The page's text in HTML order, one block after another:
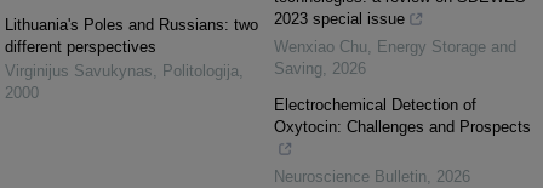
Lithuania's Poles and Russians: two
different perspectives
Virginijus Savukynas, Politologija,
2000
2023 special issue
Wenxiao Chu, Energy Storage and
Saving, 2026
Electrochemical Detection of
Oxytocin: Challenges and Prospects
Neuroscience Bulletin, 2026